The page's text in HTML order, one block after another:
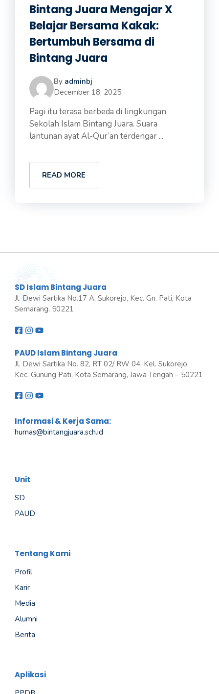
Bintang Juara Mengajar X
Belajar Bersama Kakak:
Bertumbuh Bersama di
Bintang Juara
By adminbj
December 18, 2025
Pagi itu terasa berbeda di lingkungan
Sekolah Islam Bintang Juara. Suara
lantunan ayat Al-Qur’an terdengar ...
READ MORE
SD Islam Bintang Juara
Jl. Dewi Sartika No.17 A, Sukorejo, Kec. Gn. Pati, Kota
Semarang, 50221
PAUD Islam Bintang Juara
Jl. Dewi Sartika No. 82, RT 02/ RW 04, Kel. Sukorejo,
Kec. Gunung Pati, Kota Semarang, Jawa Tengah – 50221
Informasi & Kerja Sama:
humas@bintangjuara.sch.id
Unit
SD
PAUD
Tentang Kami
Profil
Karir
Media
Alumni
Berita
Aplikasi